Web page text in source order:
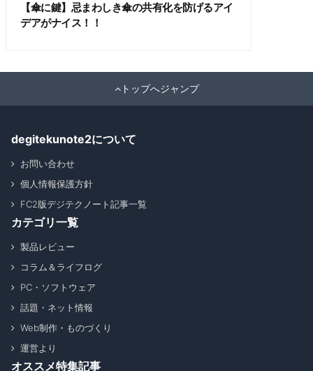
【傘に鍵】忌まわしき傘の共有化を防げるアイ
デアがナイス！！
トップへジャンプ
degitekunote2について
お問い合わせ
個人情報保護方針
FC2版デジテクノート記事一覧
カテゴリ一覧
製品レビュー
コラム＆ライフログ
PC・ソフトウェア
話題・ネット情報
Web制作・ものづくり
運営より
オススメ特集記事